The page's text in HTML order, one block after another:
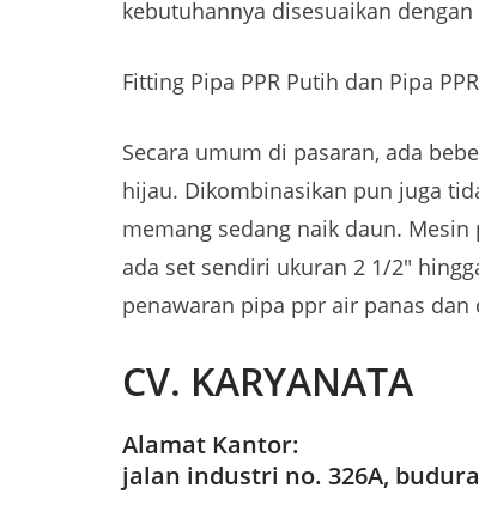
kebutuhannya disesuaikan
Fitting Pipa PPR Putih dan Pipa
Secara umum di pasaran, ada
hijau. Dikombinasikan pun juga
memang sedang naik daun.
ada set sendiri ukuran 2 1/2″
penawaran pipa ppr air panas
CV. KARYANATA
Alamat Kantor:
jalan industri no. 326A,